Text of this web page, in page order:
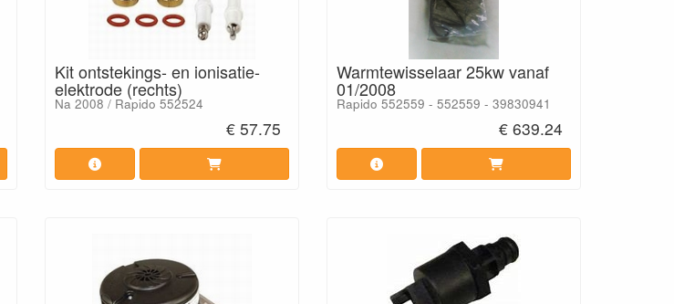
Kit ontstekings- en ionisatie-
elektrode (rechts)
Na 2008 / Rapido 552524
€ 57.75
Warmtewisselaar 25kw vanaf
01/2008
Rapido 552559 - 552559 - 39830941
€ 639.24